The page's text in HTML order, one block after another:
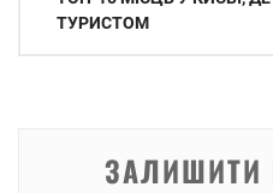
записів
ТУРИСТОМ
ЗАЛИШИТИ